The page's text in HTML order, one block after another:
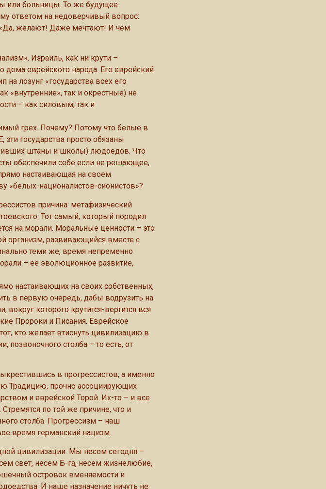
или больницы. То же будущее
ответом на недоверчивый вопрос:
«Да, желают! Даже мечтают! И чем
Израиль, как ни крути –
еврейского народа. Его еврейский
лозунг «государства всех его
«внутренние», так и окрестные) не
– как силовым, так и
грех. Почему? Потому что белые в
эти государства просто обязаны
штаны и школы) людоедов. Что
обеспечили себе если не решающее,
настаивающая на своем
«белых-националистов-сионистов»?
причина: метафизический
Тот самый, который породил
на морали. Моральные ценности – это
организм, развивающийся вместе с
теми же, время непременно
– ее эволюционное развитие,
настаивающих на своих собственных,
в первую очередь, дабы водрузить на
которого крутится-вертится вся
Пророки и Писания. Еврейское
кто желает втиснуть цивилизацию в
столба – то есть, от
в прогрессистов, а именно
Традицию, прочно ассоциирующих
и еврейской Торой. Их-то – и все
по той же причине, что и
столба. Прогрессизм – наш
время германский нацизм.
цивилизации. Мы несем сегодня –
свет, несем Б-га, несем жизнелюбие,
островок вменяемости и
И наше назначение ничуть не